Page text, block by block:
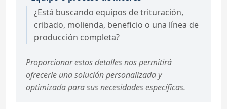
¿Está buscando equipos de trituración,
cribado, molienda, beneficio o una línea de
producción completa?
Proporcionar estos detalles nos permitirá
ofrecerle una solución personalizada y
optimizada para sus necesidades específicas.